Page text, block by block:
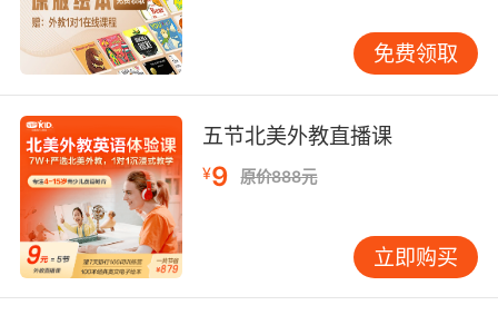
成为孩子学习的支持者和陪伴者。最重要的是为
孩子创造积极的语言体验，让其感受到英语是通
往更广阔世界的一扇窗，而非一项必须完成的任
务。可从孩子感兴趣的主题入手，如动物、交通
工具等，通过歌曲、游戏、手工等多种形式，让
孩子在玩中学。 选择教育机构或课程时，家长需
特别关注教学理念和方法。好的早期英语课程应
尊重孩子的年龄特点，以培养兴趣和语感为主要
目标，而非追求速成。课程应提供足够的互动机
会，让孩子在真实的交流情境中运用语言。教师
需有与幼儿相处的经验，懂得如何用孩子能理解
免费领取
五节北美外教直播课
¥9 原价888元
立即购买